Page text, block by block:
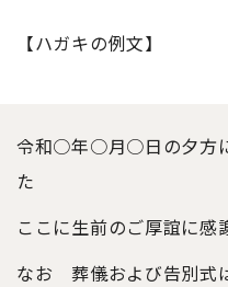
【ハガキの例文】
令和○年○月○日の夕方
た
ここに生前のご厚誼に
なお 葬儀および告別式